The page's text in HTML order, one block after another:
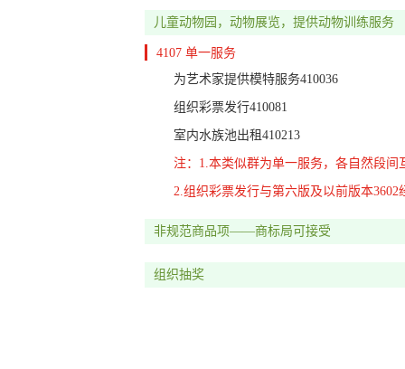
儿童动物园，动物展览，提供动物训练服务
4107 单一服务
为艺术家提供模特服务410036
组织彩票发行410081
室内水族池出租410213
注：1.本类似群为单一服务，各自然段间
2.组织彩票发行与第六版及以前版本3602
非规范商品项——商标局可接受
组织抽奖